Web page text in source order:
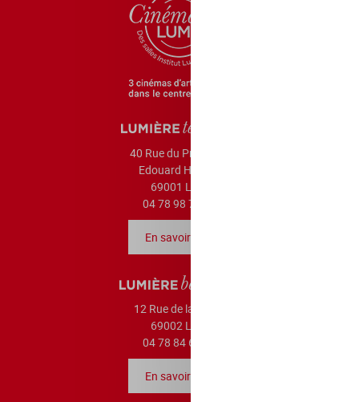
40 Rue du Président
Edouard Herriot,
69001 Lyon
04 78 98 74 52
En savoir plus
12 Rue de la Barre,
69002 Lyon
04 78 84 67 14
En savoir plus